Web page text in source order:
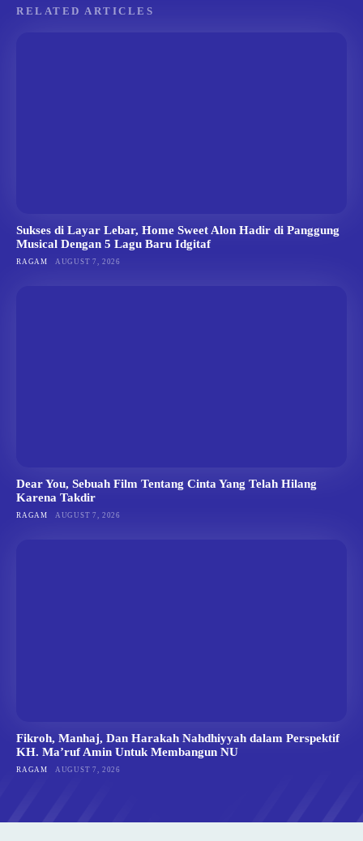
RELATED ARTICLES
Sukses di Layar Lebar, Home Sweet Alon Hadir di Panggung
Musical Dengan 5 Lagu Baru Idgitaf
RAGAM AUGUST 7, 2026
Dear You, Sebuah Film Tentang Cinta Yang Telah Hilang
Karena Takdir
RAGAM AUGUST 7, 2026
Fikroh, Manhaj, Dan Harakah Nahdhiyyah dalam Perspektif
KH. Ma’ruf Amin Untuk Membangun NU
RAGAM AUGUST 7, 2026